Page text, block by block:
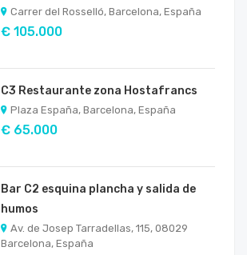
Carrer del Rosselló, Barcelona, España
€ 105.000
C3 Restaurante zona Hostafrancs
Plaza España, Barcelona, España
€ 65.000
Bar C2 esquina plancha y salida de
humos
Av. de Josep Tarradellas, 115, 08029
Barcelona, España